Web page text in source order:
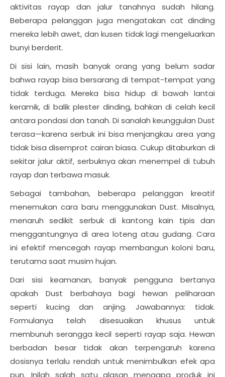
aktivitas rayap dan jalur tanahnya sudah hilang.
Beberapa pelanggan juga mengatakan cat dinding
mereka lebih awet, dan kusen tidak lagi mengeluarkan
bunyi berderit.
Di sisi lain, masih banyak orang yang belum sadar
bahwa rayap bisa bersarang di tempat-tempat yang
tidak terduga. Mereka bisa hidup di bawah lantai
keramik, di balik plester dinding, bahkan di celah kecil
antara pondasi dan tanah. Di sanalah keunggulan Dust
terasa—karena serbuk ini bisa menjangkau area yang
tidak bisa disemprot cairan biasa. Cukup ditaburkan di
sekitar jalur aktif, serbuknya akan menempel di tubuh
rayap dan terbawa masuk.
Sebagai tambahan, beberapa pelanggan kreatif
menemukan cara baru menggunakan Dust. Misalnya,
menaruh sedikit serbuk di kantong kain tipis dan
menggantungnya di area loteng atau gudang. Cara
ini efektif mencegah rayap membangun koloni baru,
terutama saat musim hujan.
Dari sisi keamanan, banyak pengguna bertanya
apakah Dust berbahaya bagi hewan peliharaan
seperti kucing dan anjing. Jawabannya: tidak.
Formulanya telah disesuaikan khusus untuk
membunuh serangga kecil seperti rayap saja. Hewan
berbadan besar tidak akan terpengaruh karena
dosisnya terlalu rendah untuk menimbulkan efek apa
pun. Inilah salah satu alasan mengapa produk ini